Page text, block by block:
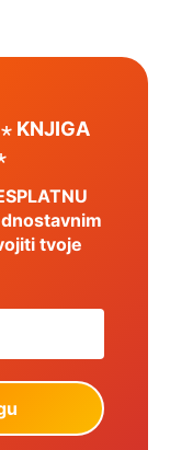
KNJIGA
tvoje